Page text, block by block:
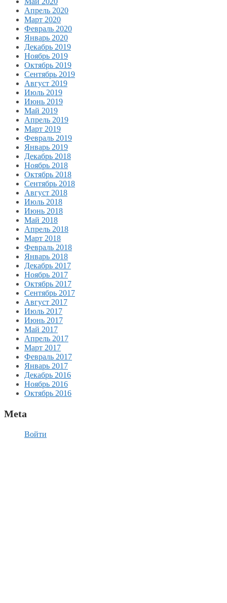
Апрель 2020
Март 2020
Февраль 2020
Январь 2020
Декабрь 2019
Ноябрь 2019
Октябрь 2019
Сентябрь 2019
Август 2019
Июль 2019
Июнь 2019
Май 2019
Апрель 2019
Март 2019
Февраль 2019
Январь 2019
Декабрь 2018
Ноябрь 2018
Октябрь 2018
Сентябрь 2018
Август 2018
Июль 2018
Июнь 2018
Май 2018
Апрель 2018
Март 2018
Февраль 2018
Январь 2018
Декабрь 2017
Ноябрь 2017
Октябрь 2017
Сентябрь 2017
Август 2017
Июль 2017
Июнь 2017
Май 2017
Апрель 2017
Март 2017
Февраль 2017
Январь 2017
Декабрь 2016
Ноябрь 2016
Октябрь 2016
Meta
Войти